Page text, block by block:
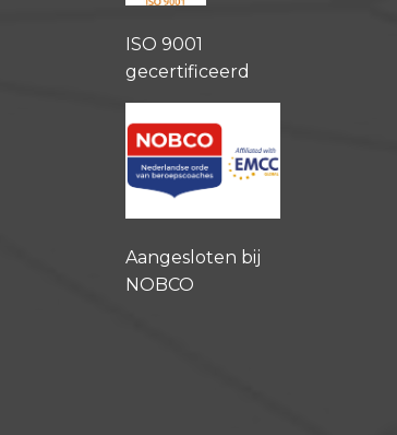
ISO 9001
gecertificeerd
Aangesloten bij
NOBCO